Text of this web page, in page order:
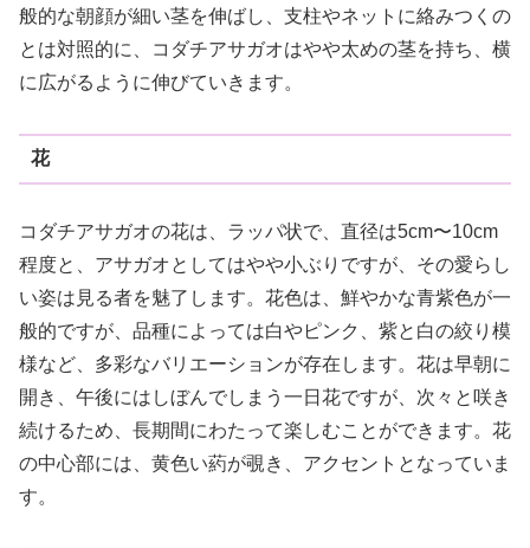
般的な朝顔が細い茎を伸ばし、支柱やネットに絡みつくの
とは対照的に、コダチアサガオはやや太めの茎を持ち、横
に広がるように伸びていきます。
花
コダチアサガオの花は、ラッパ状で、直径は5cm〜10cm
程度と、アサガオとしてはやや小ぶりですが、その愛らし
い姿は見る者を魅了します。花色は、鮮やかな青紫色が一
般的ですが、品種によっては白やピンク、紫と白の絞り模
様など、多彩なバリエーションが存在します。花は早朝に
開き、午後にはしぼんでしまう一日花ですが、次々と咲き
続けるため、長期間にわたって楽しむことができます。花
の中心部には、黄色い葯が覗き、アクセントとなっていま
す。